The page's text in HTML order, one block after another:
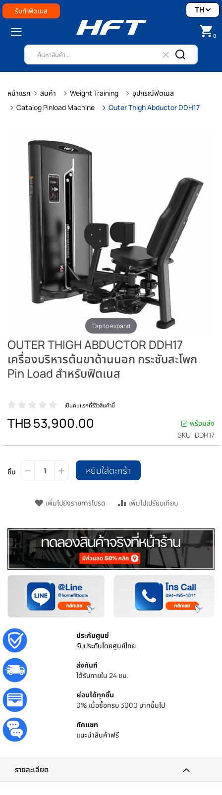
รับทำฟิตเนส
0
TH
หน้าแรก สินค้า Weight Training
อุปกรณ์ฟิตเนส
Catalog Pinload Machine
Outer Thigh Abductor DDH17
Tap to expand
OUTER THIGH ABDUCTOR DDH17
เครื่องบริหารต้นขาด้านนอก กระชับสะโพก
Pin Load สำหรับฟิตเนส
เป็นคนแรกที่รีวิวสินค้านี้
THB 53,900.00
พร้อมส่ง
SKU DDH17
ชิ้น หยิบใส่ตะกร้า
เพิ่มไปยังรายการโปรด เพิ่มไปเปรียบเทียบ
ประกันศูนย์
รับประกันโดยศูนย์ไทย
ส่งทันที
ได้รับภายใน 24 ชม.
ผ่อนได้ทุกชิ้น
0% เมื่อซื้อครบ 3000 บาทขึ้นไป
ทักแชท
แนะนำสินค้าฟรี
รายละเอียด